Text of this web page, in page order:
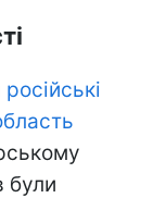
російські
були